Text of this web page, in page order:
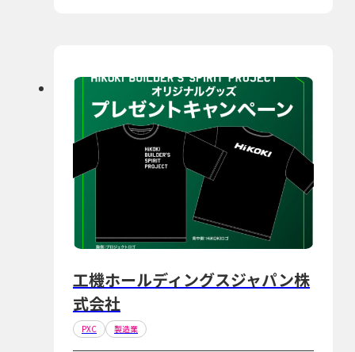
工機ホールディングスジャパン株
式会社
PXC 製造業